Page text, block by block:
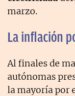
marzo.
La inflación
Al finales de
autónomas
la mayoría por